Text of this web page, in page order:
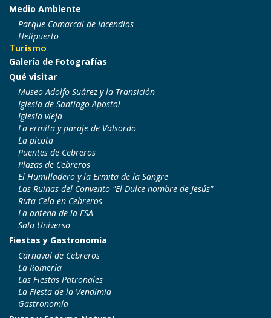
Medio Ambiente
Parque Comarcal de Incendios
Helipuerto
Turismo
Galería de Fotografías
Qué visitar
Museo Adolfo Suárez y la Transición
Iglesia de Santiago Apostol
Iglesia vieja
La ermita y paraje de Valsordo
La picota
Puentes de Cebreros
Plazas de Cebreros
El Humilladero y la Ermita de la Sangre
Las Ruinas del Convento "El Dulce nombre de Jesús"
Ruta Cela en Cebreros
La antena de la ESA
Sala Universo
Fiestas y Gastronomía
Carnaval de Cebreros
La Romería
Las Fiestas Patronales
La Fiesta de la Vendimia
Gastronomía